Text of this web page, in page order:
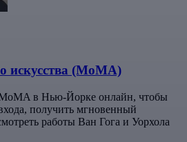
искусства (МоМА)
в Нью-Йорке онлайн, чтобы
получить мгновенный
работы Ван Гога и Уорхола